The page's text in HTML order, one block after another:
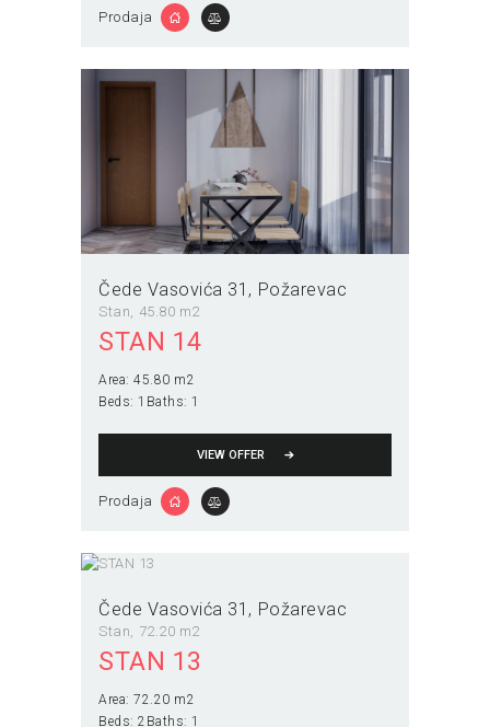
Prodaja
Čede Vasovića 31 Požarevac
Stan 45.80 m2
STAN 14
Area: 45.80 m2
Beds: 1 Baths: 1
VIEW OFFER
Prodaja
Čede Vasovića 31 Požarevac
Stan 72.20 m2
STAN 13
Area: 72.20 m2
Beds: 2 Baths: 1